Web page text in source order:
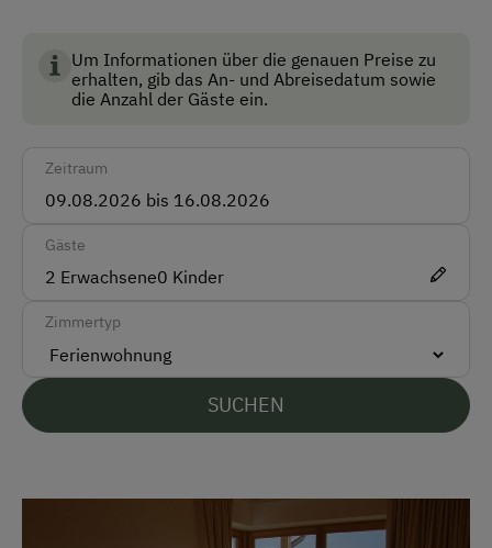
Auto
Bus
Akzeptierte Zahlungsmittel
Barzahlung
Überweisung / SEPA
Vor Ort gesprochene Sprachen
Deutsch
Um Informationen über die genauen Preise zu
erhalten, gib das An- und Abreisedatum sowie
die Anzahl der Gäste ein.
Zeitraum
Gäste
2 Erwachsene0 Kinder
Zimmertyp
SUCHEN